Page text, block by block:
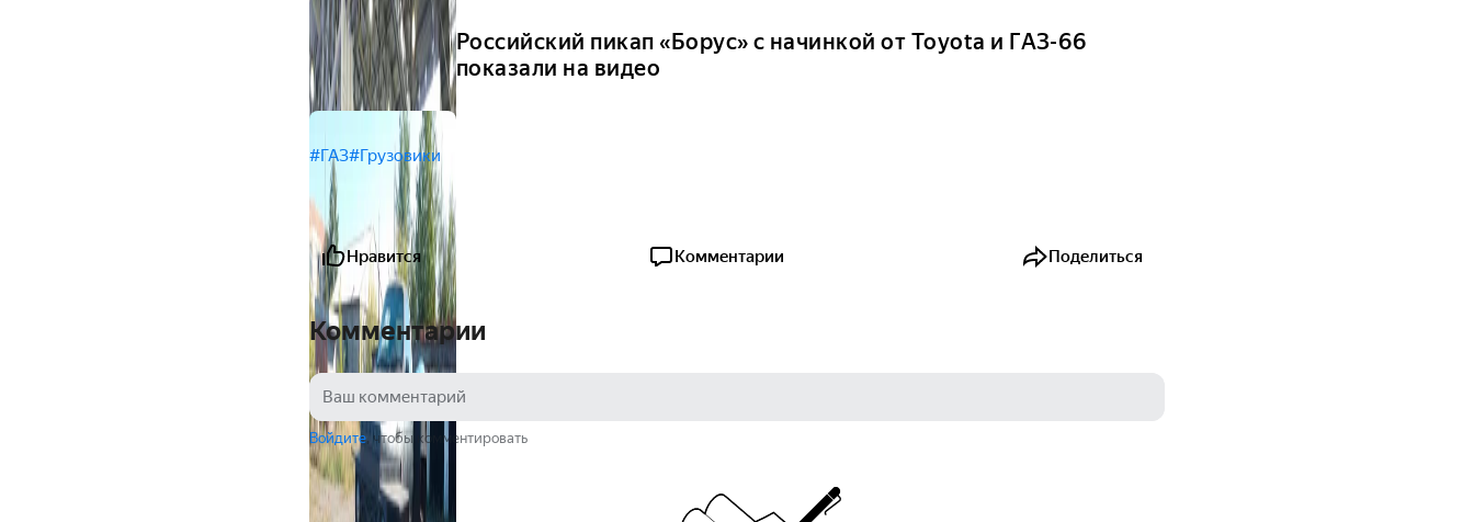
Российский пикап «Борус» с начинкой от Toyota и ГАЗ-66
показали на видео
#ГАЗ#Грузовики
Нравится Комментарии Поделиться
Комментарии
Войдите, чтобы комментировать